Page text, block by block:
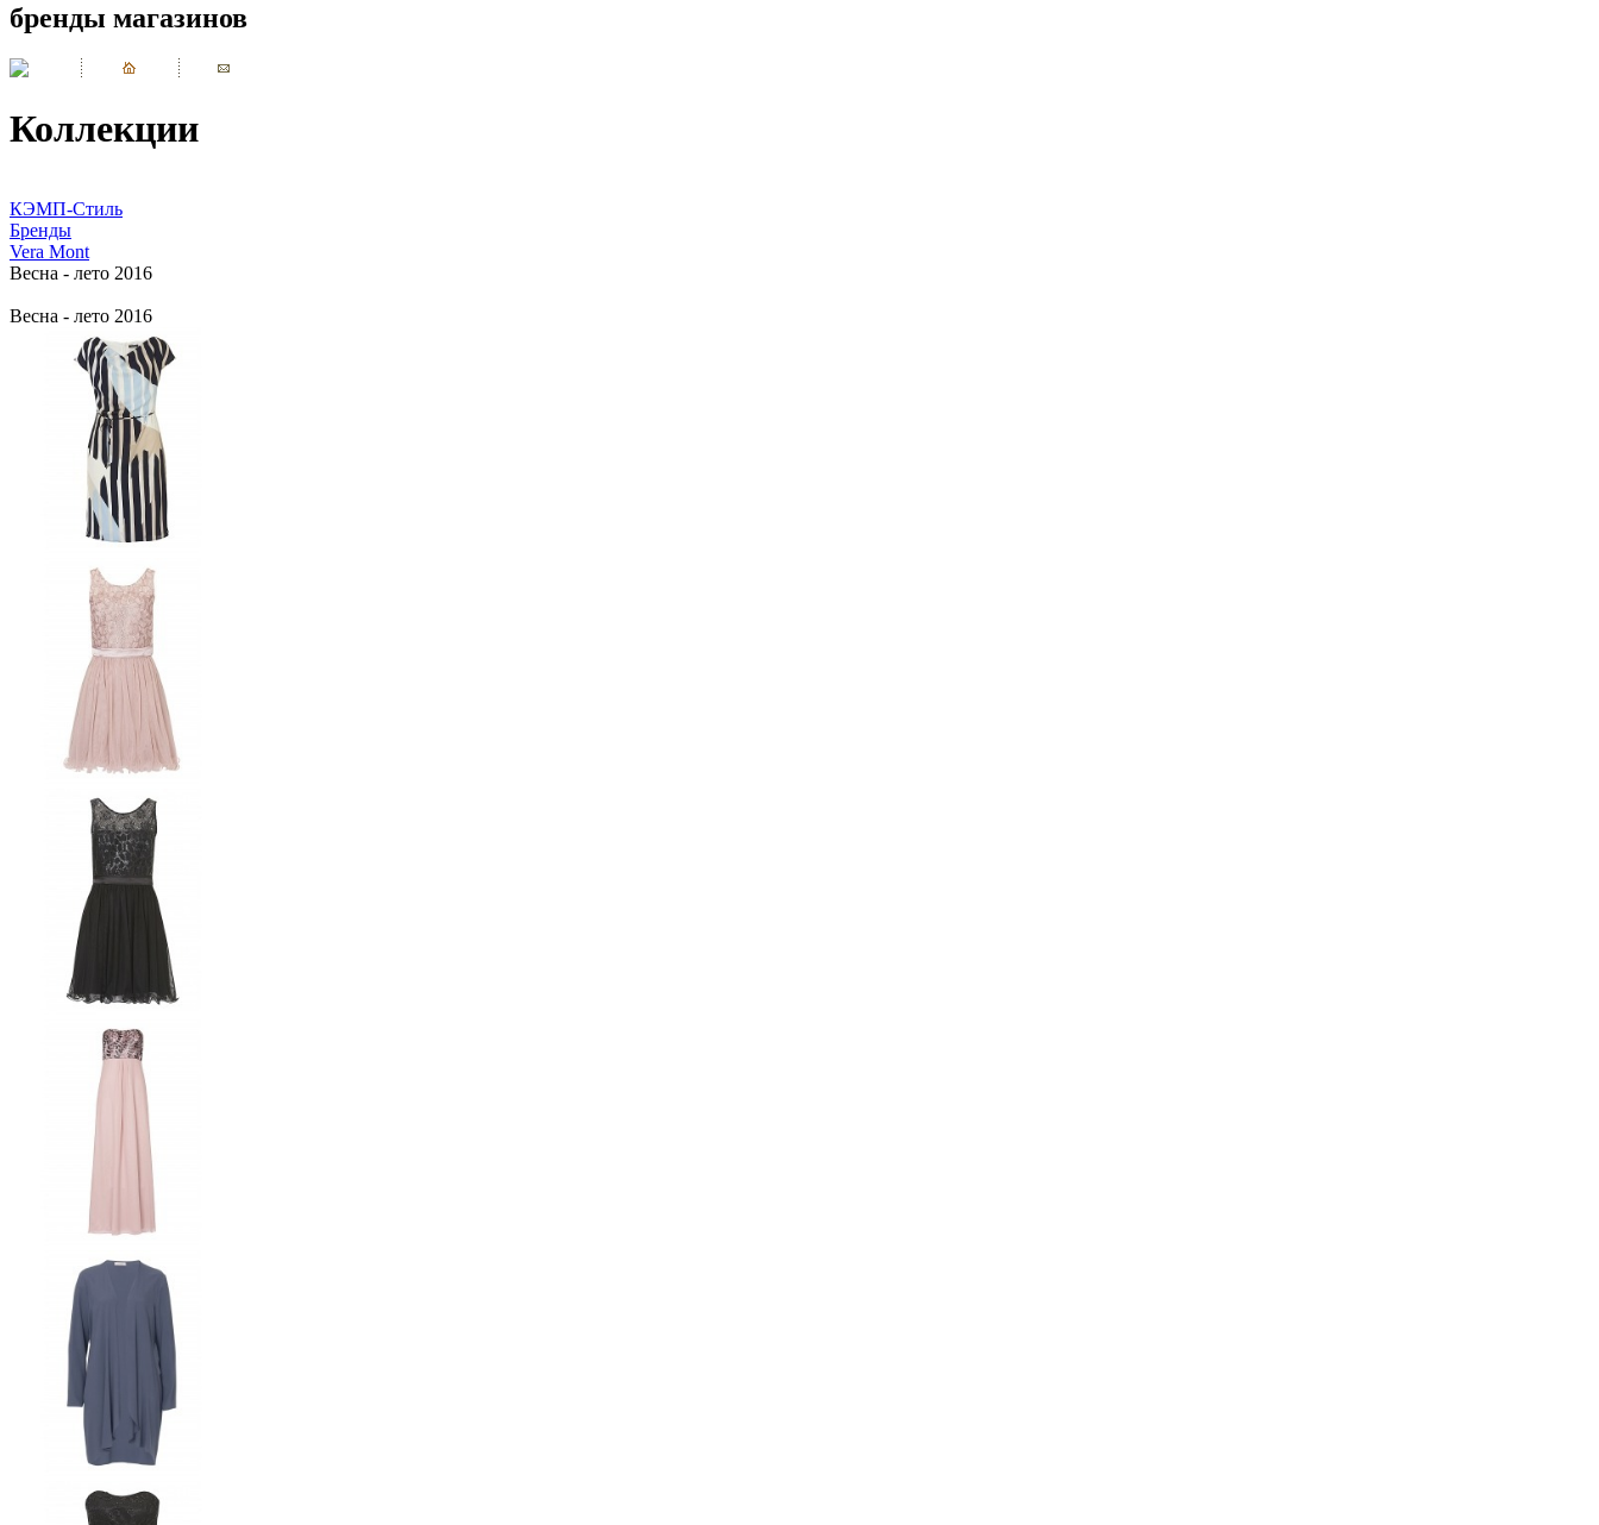
бренды магазинов
Коллекции
КЭМП-Стиль
Бренды
Vera Mont
Весна - лето 2016
Весна - лето 2016